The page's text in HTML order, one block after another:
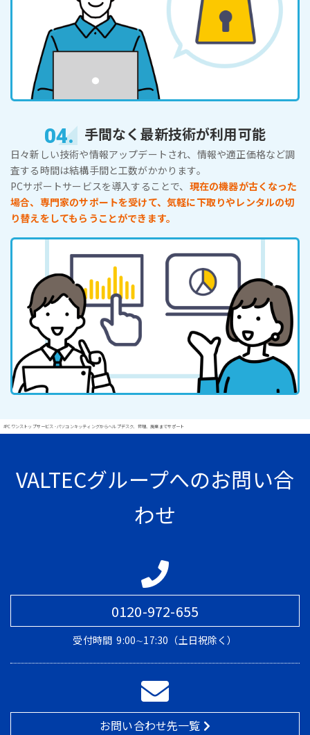
04. 手間なく最新技術が利用可能
日々新しい技術や情報アップデートされ、情報や適正価格など調
査する時間は結構手間と工数がかかります。
PCサポートサービスを導入することで、 現在の機器が古くなった
場合、専門家のサポートを受けて、気軽に下取りやレンタルの切
り替えをしてもらうことができます。
#PCワンストップサービス - パソコンキッティングからヘルプデスク、修理、廃棄までサポート
VALTECグループへのお問い合
わせ
0120-972-655
受付時間 9:00∼17:30（土日祝除く）
お問い合わせ先一覧